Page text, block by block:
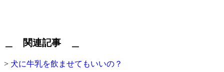
＿ 関連記事 ＿
> 犬に牛乳を飲ませてもいいの？